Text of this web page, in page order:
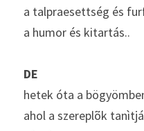
a talpraesettség és
a humor és kitartás..
DE
hetek óta a
ahol a szereplõk